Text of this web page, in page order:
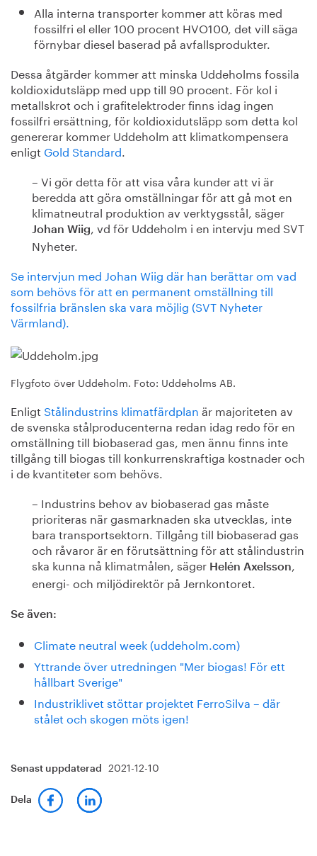
Alla interna transporter kommer att köras med
fossilfri el eller 100 procent HVO100, det vill säga
förnybar diesel baserad på avfallsprodukter.
Dessa åtgärder kommer att minska Uddeholms fossila
koldioxidutsläpp med upp till 90 procent. För kol i
metallskrot och i grafitelektroder finns idag ingen
fossilfri ersättning, för koldioxidutsläpp som detta kol
genererar kommer Uddeholm att klimatkompensera
enligt Gold Standard.
– Vi gör detta för att visa våra kunder att vi är
beredda att göra omställningar för att gå mot en
klimatneutral produktion av verktygsstål, säger
Johan Wiig, vd för Uddeholm i en intervju med SVT
Nyheter.
Se intervjun med Johan Wiig där han berättar om vad
som behövs för att en permanent omställning till
fossilfria bränslen ska vara möjlig (SVT Nyheter
Värmland).
Flygfoto över Uddeholm. Foto: Uddeholms AB.
Enligt Stålindustrins klimatfärdplan är majoriteten av
de svenska stålproducenterna redan idag redo för en
omställning till biobaserad gas, men ännu finns inte
tillgång till biogas till konkurrenskraftiga kostnader och
i de kvantiteter som behövs.
– Industrins behov av biobaserad gas måste
prioriteras när gasmarknaden ska utvecklas, inte
bara transportsektorn. Tillgång till biobaserad gas
och råvaror är en förutsättning för att stålindustrin
ska kunna nå klimatmålen, säger Helén Axelsson
energi- och miljödirektör på Jernkontoret.
Se även:
Climate neutral week (uddeholm.com)
Yttrande över utredningen "Mer biogas! För ett
hållbart Sverige"
Industriklivet stöttar projektet FerroSilva – där
stålet och skogen möts igen!
Senast uppdaterad 2021-12-10
Dela